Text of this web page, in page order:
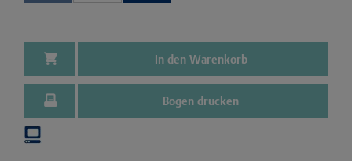
In den Warenkorb
Bogen drucken